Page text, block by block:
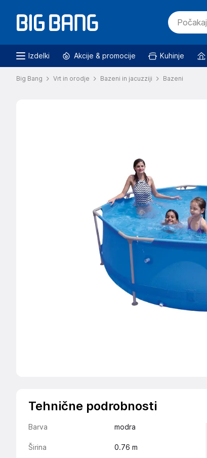
Izdelki Akcije & promocije Kuhinje
Big Bang Vrt in orodje Bazeni in jacuzziji Bazeni
Tehnične podrobnosti
Barva modra
Širina 0.76 m